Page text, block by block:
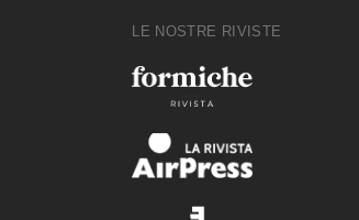
LE NOSTRE RIVISTE